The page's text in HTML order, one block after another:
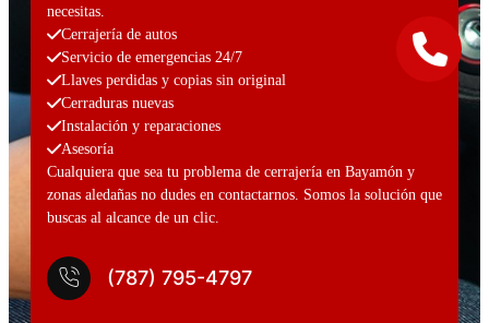
necesitas.
Cerrajería de autos
Servicio de emergencias 24/7
Llaves perdidas y copias sin original
Cerraduras nuevas
Instalación y reparaciones
Asesoría
Cualquiera que sea tu problema de cerrajería en Bayamón y
zonas aledañas no dudes en contactarnos. Somos la solución que
buscas al alcance de un clic.
(787) 795-4797